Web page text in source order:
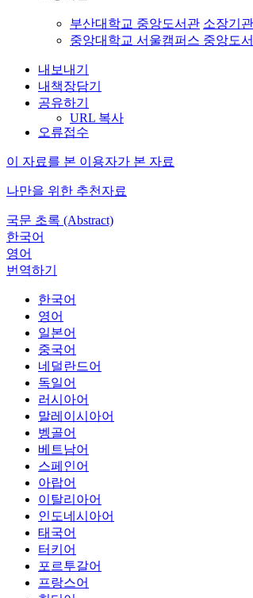
부산대학교 중앙도서관 소장기
중앙대학교 서울캠퍼스 중앙도
내보내기
내책장담기
공유하기
URL 복사
오류접수
이 자료를 본 이용자가 본 자료
나만을 위한 추천자료
국문 초록 (Abstract)
한국어
영어
번역하기
한국어
영어
일본어
중국어
네덜란드어
독일어
러시아어
말레이시아어
벵골어
베트남어
스페인어
아랍어
이탈리아어
인도네시아어
태국어
터키어
포르투갈어
프랑스어